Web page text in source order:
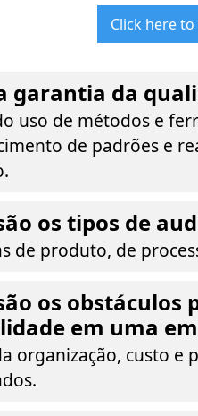
Click here
garantia da
uso de métodos e
de padrões e
os tipos de
de produto, de
os obstáculos
em uma
organização, custo e